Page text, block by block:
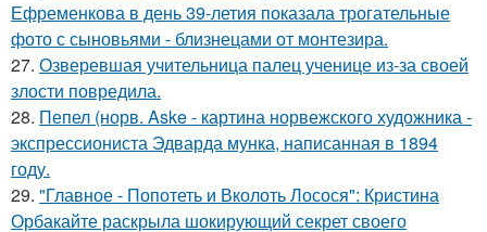
Ефременкова в день 39-летия показала трогательные
фото с сыновьями - близнецами от монтезира.
27. Озверевшая учительница палец ученице из-за своей
злости повредила.
28. Пепел (норв. Aske - картина норвежского художника -
экспрессиониста Эдварда мунка, написанная в 1894
году.
29. "Главное - Попотеть и Вколоть Лосося": Кристина
Орбакайте раскрыла шокирующий секрет своего